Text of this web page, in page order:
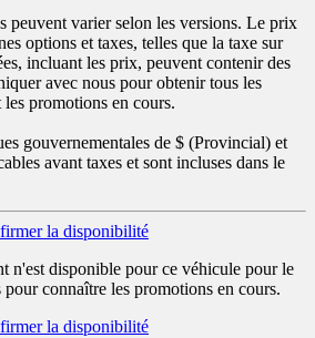
peuvent varier selon les versions. Le prix
options et taxes, telles que la taxe sur
incluant les prix, peuvent contenir des
avec nous pour obtenir tous les
promotions en cours.
gouvernementales de $ (Provincial) et
avant taxes et sont incluses dans le
la disponibilité
n'est disponible pour ce véhicule pour le
connaître les promotions en cours.
la disponibilité